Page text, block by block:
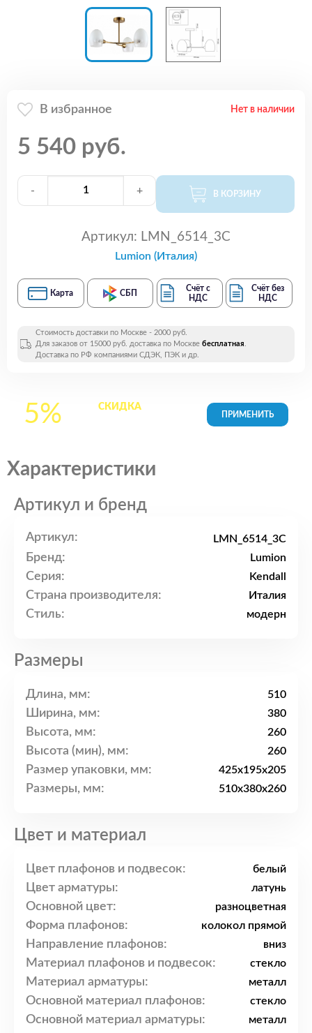
В избранное Нет в наличии
5 540 руб.
- + В КОРЗИНУ
Артикул: LMN_6514_3C
Lumion (Италия)
Карта СБП
Счёт с
НДС
Счёт без
НДС
Стоимость доставки по Москве - 2000 руб.
Для заказов от 15000 руб. доставка по Москве бесплатная.
Доставка по РФ компаниями СДЭК, ПЭК и др.
5% СКИДКАна все
Характеристики
Артикул и бренд
Артикул: LMN_6514_3C
Бренд: Lumion
Серия: Kendall
Страна производителя: Италия
Стиль: модерн
Размеры
Длина, мм: 510
Ширина, мм: 380
Высота, мм: 260
Высота (мин), мм: 260
Размер упаковки, мм: 425x195x205
Размеры, мм: 510x380x260
Цвет и материал
Цвет плафонов и подвесок: белый
Цвет арматуры: латунь
Основной цвет: разноцветная
Форма плафонов: колокол прямой
Направление плафонов: вниз
Материал плафонов и подвесок: стекло
Материал арматуры: металл
Основной материал плафонов: стекло
Основной материал арматуры: металл